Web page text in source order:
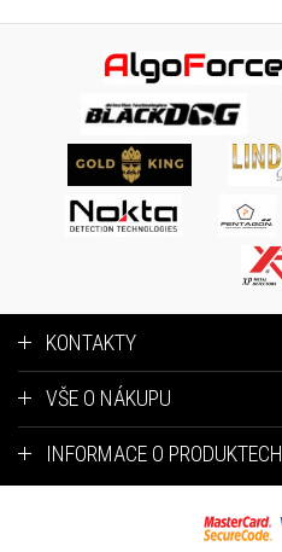
KONTAKTY
VŠE O NÁKUPU
INFORMACE O PRODUKTECH